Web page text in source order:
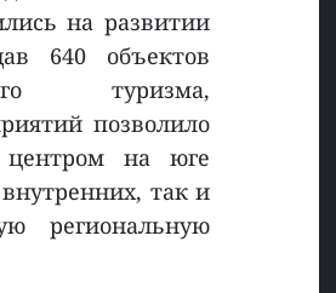
на развитии
640 объектов
туризма,
позволило
центром на юге
так и
региональную